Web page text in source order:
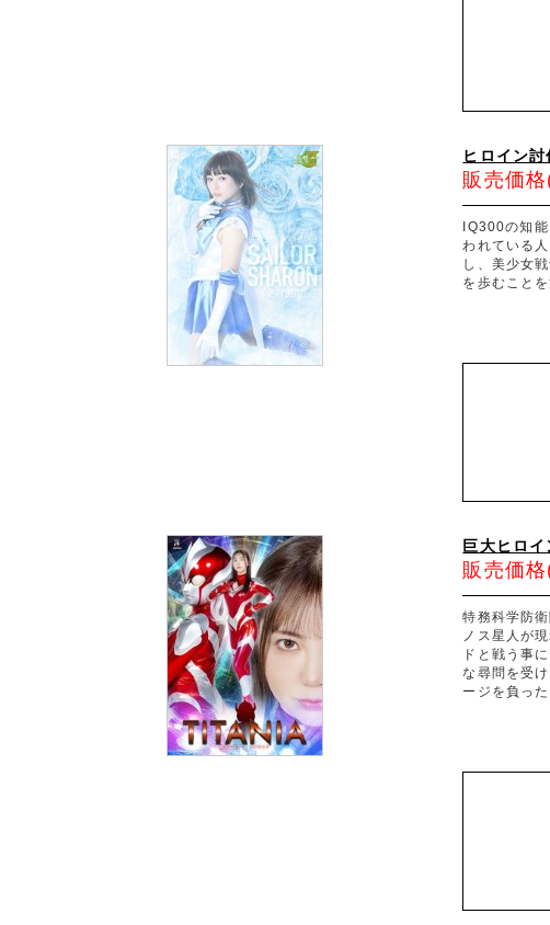
ヒロイン
販売価
IQ300の知能
われている
し、美少女
を歩むこと
巨大ヒロ
販売価
特務科学防
ノス星人が
ドと戦う事
な尋問を受
ージを負っ